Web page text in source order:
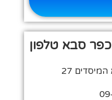
סבא טלפון
27